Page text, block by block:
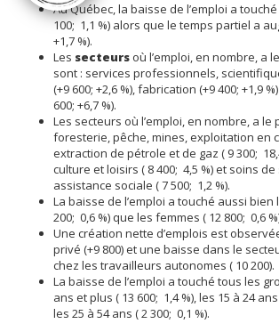
Au Québec, la baisse de l’emploi a
100; 1,1 %) alors que le temps partiel a
+1,7 %).
Les secteurs où l’emploi, en nombre, a
sont : services professionnels,
(+9 600; +2,6 %), fabrication (+9 400; +1,9
600; +6,7 %).
Les secteurs où l’emploi, en nombre, a le
foresterie, pêche, mines, exploitation en
extraction de pétrole et de gaz ( 9 300;
culture et loisirs ( 8 400; 4,5 %) et soins
assistance sociale ( 7 500; 1,2 %).
La baisse de l’emploi a touché aussi bien
200; 0,6 %) que les femmes ( 12 800; 0,6
Une création nette d’emplois est
privé (+9 800) et une baisse dans le
chez les travailleurs autonomes ( 10 200).
La baisse de l’emploi a touché tous les
ans et plus ( 13 600; 1,4 %), les 15 à 24
les 25 à 54 ans ( 2 300; 0,1 %).